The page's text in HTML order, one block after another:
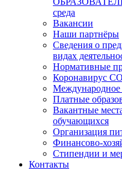
среда
Вакансии
Наши партнёры
Сведения о
видах
Нормативные
Коронавирус
Международное
Платные
Вакантные
обучающихся
Организация
Финансово-
Стипендии и
Контакты